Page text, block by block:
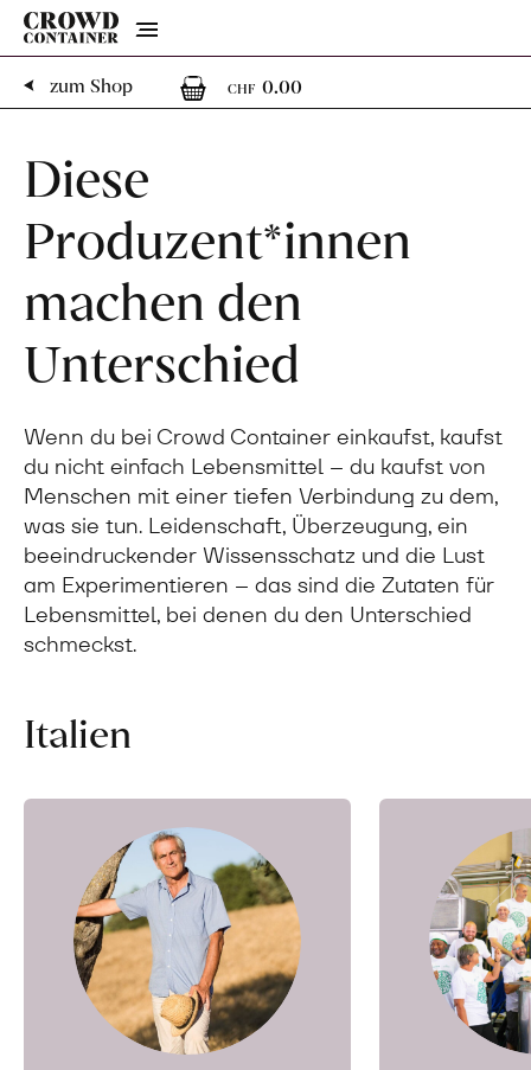
Menu
zum Shop
CHF 0.00
Diese
Produzent*innen
machen den
Unterschied
Wenn du bei Crowd Container einkaufst, kaufst
du nicht einfach Lebensmittel – du kaufst von
Menschen mit einer tiefen Verbindung zu dem,
was sie tun. Leidenschaft, Überzeugung, ein
beeindruckender Wissensschatz und die Lust
am Experimentieren – das sind die Zutaten für
Lebensmittel, bei denen du den Unterschied
schmeckst.
Italien